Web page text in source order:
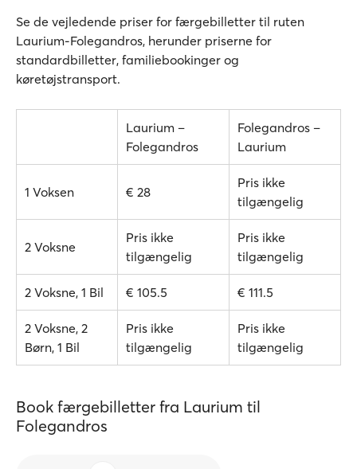
Se de vejledende priser for færgebilletter til ruten
Laurium-Folegandros, herunder priserne for
standardbilletter, familiebookinger og
køretøjstransport.
Laurium –
Folegandros
Folegandros –
Laurium
1 Voksen € 28
Pris ikke
tilgængelig
2 Voksne
Pris ikke
tilgængelig
Pris ikke
tilgængelig
2 Voksne, 1 Bil € 105.5 € 111.5
2 Voksne, 2
Børn, 1 Bil
Pris ikke
tilgængelig
Pris ikke
tilgængelig
Book færgebilletter fra Laurium til
Folegandros